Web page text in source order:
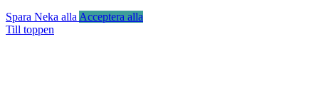
Spara Neka alla Acceptera alla
Till toppen